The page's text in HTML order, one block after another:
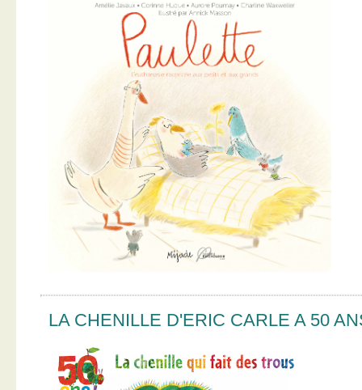
LA CHENILLE D'ERIC CARLE A 50